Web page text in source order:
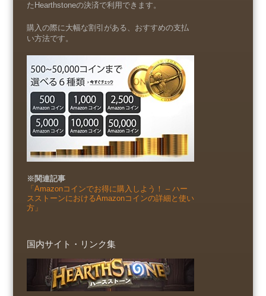
たHearthstoneの決済で利用できます。
購入の際に大幅な割引がある、おすすめの支払
い方法です。
※関連記事
「Amazonコインでお得に購入しよう！ – ハー
スストーンにおけるAmazonコインの詳細と使い
方」
国内サイト・リンク集